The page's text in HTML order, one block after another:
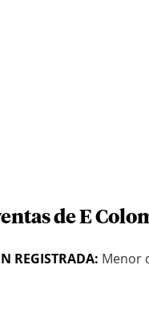
de E
REGISTRADA: Menor